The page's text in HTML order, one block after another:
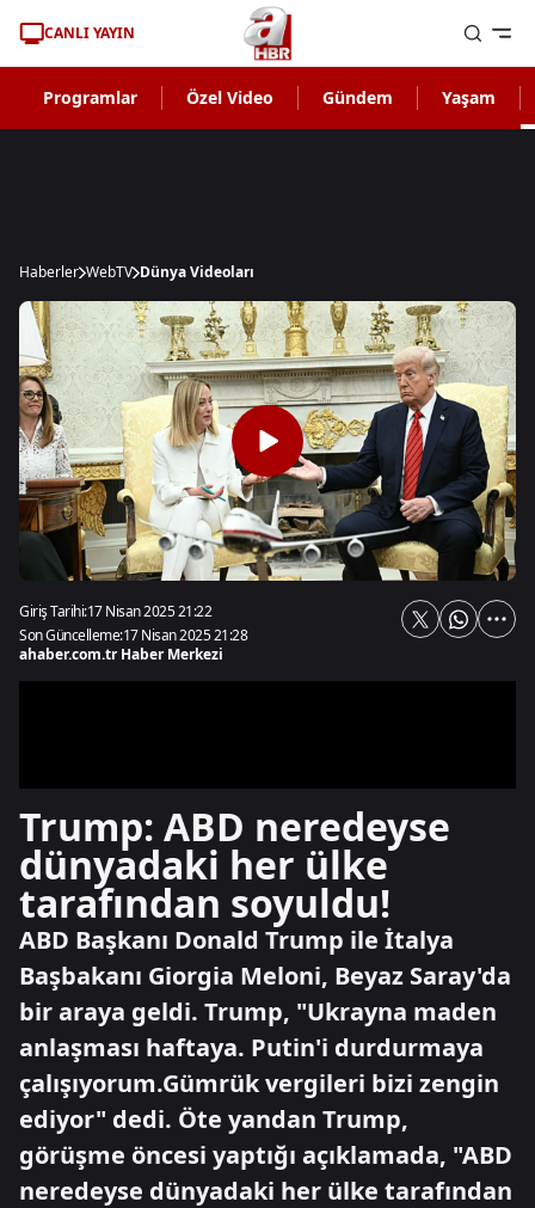
CANLI YAYIN
Programlar Özel Video Gündem Yaşam
Haberler WebTV Dünya Videoları
Giriş Tarihi:17 Nisan 2025 21:22
Son Güncelleme:17 Nisan 2025 21:28
ahaber.com.tr Haber Merkezi
Trump: ABD neredeyse
dünyadaki her ülke
tarafından soyuldu!
ABD Başkanı Donald Trump ile İtalya
Başbakanı Giorgia Meloni, Beyaz Saray'da
bir araya geldi. Trump, "Ukrayna maden
anlaşması haftaya. Putin'i durdurmaya
çalışıyorum.Gümrük vergileri bizi zengin
ediyor" dedi. Öte yandan Trump,
görüşme öncesi yaptığı açıklamada, "ABD
neredeyse dünyadaki her ülke tarafından